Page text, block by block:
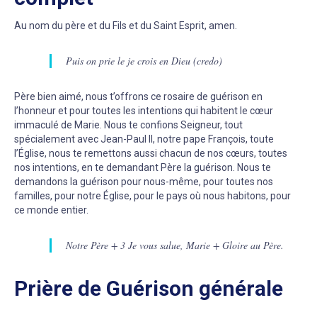
Au nom du père et du Fils et du Saint Esprit, amen.
Puis on prie le je crois en Dieu (credo)
Père bien aimé, nous t’offrons ce rosaire de guérison en
l’honneur et pour toutes les intentions qui habitent le cœur
immaculé de Marie. Nous te confions Seigneur, tout
spécialement avec Jean-PauI II, notre pape François, toute
l’Église, nous te remettons aussi chacun de nos cœurs, toutes
nos intentions, en te demandant Père la guérison. Nous te
demandons la guérison pour nous-même, pour toutes nos
familles, pour notre Église, pour le pays où nous habitons, pour
ce monde entier.
Notre Père + 3 Je vous salue, Marie + Gloire au Père.
Prière de Guérison générale